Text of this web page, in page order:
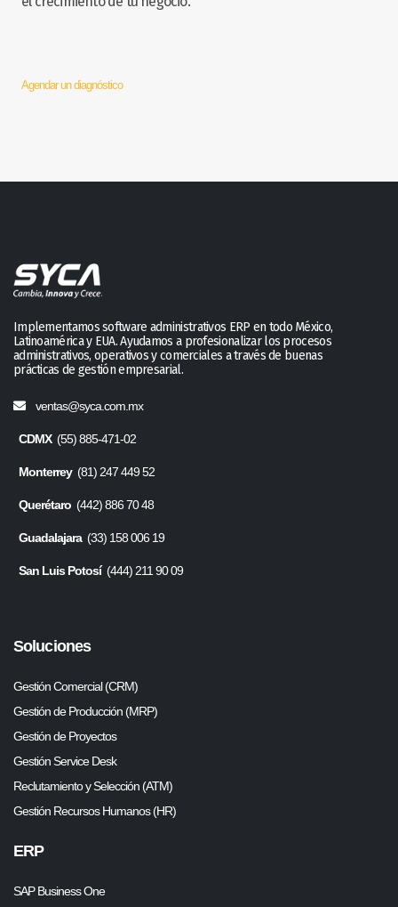
Agendar un diagnóstico
Implementamos software administrativos ERP en todo México,
Latinoamérica y EUA. Ayudamos a profesionalizar los procesos
administrativos, operativos y comerciales a través de buenas
prácticas de gestión empresarial.
ventas@syca.com.mx
CDMX(55) 885-471-02
Monterrey(81) 247 449 52
Querétaro (442) 886 70 48
Guadalajara(33) 158 006 19
San Luis Potosí(444) 211 90 09
Soluciones
Gestión Comercial (CRM)
Gestión de Producción (MRP)
Gestión de Proyectos
Gestión Service Desk
Reclutamiento y Selección (ATM)
Gestión Recursos Humanos (HR)
ERP
SAP Business One